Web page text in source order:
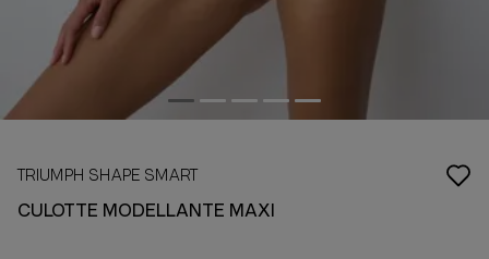
TRIUMPH SHAPE SMART
CULOTTE MODELLANTE MAXI